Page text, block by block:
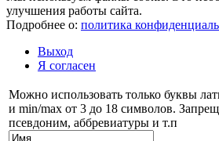
улучшения работы сайта.
Подробнее о: политика
Выход
Я согласен
Можно использовать только буквы
и min/max от 3 до 18 символов.
псевдоним, аббревиатуры и т.п